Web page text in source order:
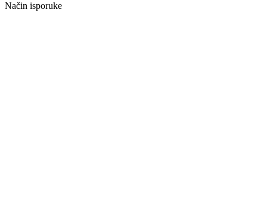
Način isporuke